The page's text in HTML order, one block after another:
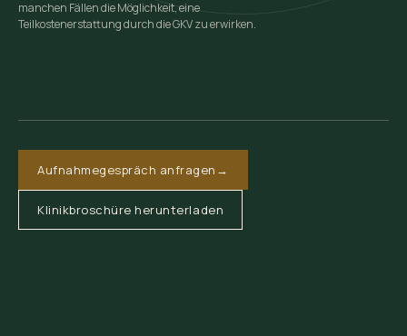
manchen Fällen die Möglichkeit, eine
Teilkostenerstattung durch die GKV zu erwirken.
Aufnahmegespräch anfragen →
Klinikbroschüre herunterladen